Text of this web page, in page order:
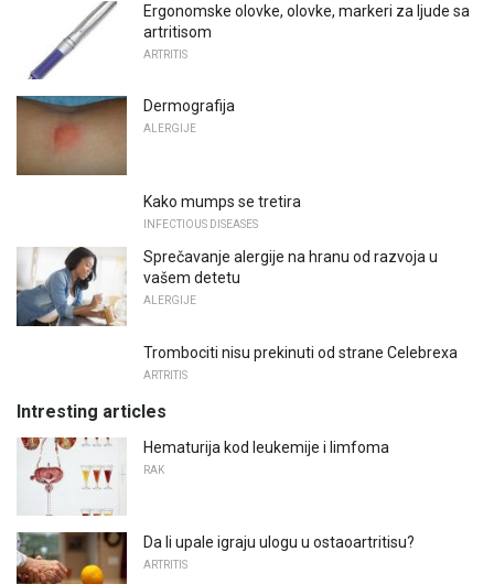
Ergonomske olovke, olovke, markeri za ljude sa
artritisom
ARTRITIS
Dermografija
ALERGIJE
Kako mumps se tretira
INFECTIOUS DISEASES
Sprečavanje alergije na hranu od razvoja u
vašem detetu
ALERGIJE
Trombociti nisu prekinuti od strane Celebrexa
ARTRITIS
Intresting articles
Hematurija kod leukemije i limfoma
RAK
Da li upale igraju ulogu u ostaoartritisu?
ARTRITIS